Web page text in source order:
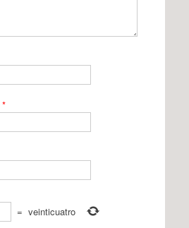
*
= veinticuatro